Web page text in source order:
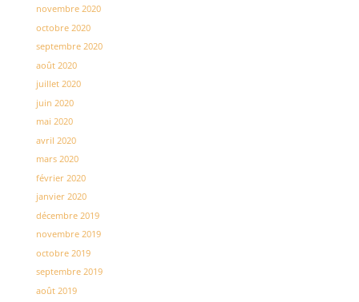
novembre 2020
octobre 2020
septembre 2020
août 2020
juillet 2020
juin 2020
mai 2020
avril 2020
mars 2020
février 2020
janvier 2020
décembre 2019
novembre 2019
octobre 2019
septembre 2019
août 2019